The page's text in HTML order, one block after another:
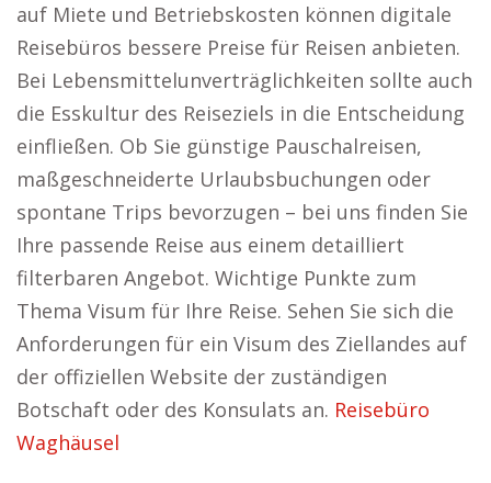
auf Miete und Betriebskosten können digitale
Reisebüros bessere Preise für Reisen anbieten.
Bei Lebensmittelunverträglichkeiten sollte auch
die Esskultur des Reiseziels in die Entscheidung
einfließen. Ob Sie günstige Pauschalreisen,
maßgeschneiderte Urlaubsbuchungen oder
spontane Trips bevorzugen – bei uns finden Sie
Ihre passende Reise aus einem detailliert
filterbaren Angebot. Wichtige Punkte zum
Thema Visum für Ihre Reise. Sehen Sie sich die
Anforderungen für ein Visum des Ziellandes auf
der offiziellen Website der zuständigen
Botschaft oder des Konsulats an. Reisebüro
Waghäusel